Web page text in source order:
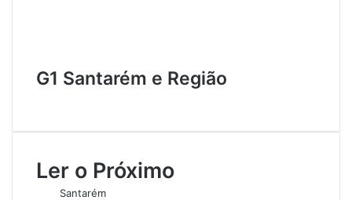
G1 Santarém e Região
b
i
tLer o Próximo
Santarém